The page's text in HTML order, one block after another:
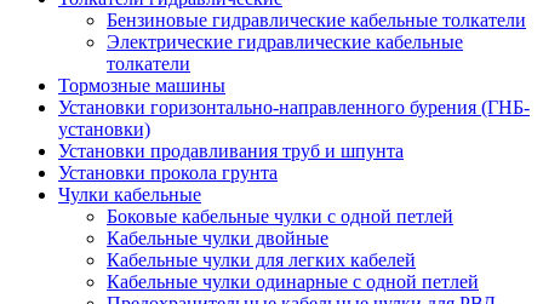
Бензиновые гидравлические кабельные толкатели
Электрические гидравлические кабельные
толкатели
Тормозные машины
Установки горизонтально-направленного бурения (ГНБ-
установки)
Установки продавливания труб и шпунта
Установки прокола грунта
Чулки кабельные
Боковые кабельные чулки с одной петлей
Кабельные чулки двойные
Кабельные чулки для легких кабелей
Кабельные чулки одинарные с одной петлей